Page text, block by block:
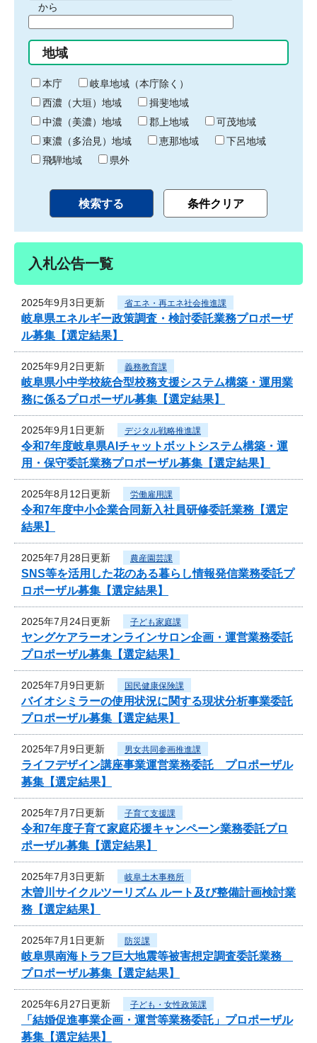
間
始
り
から
間
終
わ
り
地域
本庁
岐阜地域（本庁除く）
西濃（大垣）地域
揖斐地域
中濃（美濃）地域
郡上地域
可茂地域
東濃（多治見）地域
恵那地域
下呂地域
飛騨地域
県外
入札公告一覧
2025年9月3日更新 省エネ・再エネ社会推進課
岐阜県エネルギー政策調査・検討委託業務プロポーザ
ル募集【選定結果】
2025年9月2日更新 義務教育課
岐阜県小中学校統合型校務支援システム構築・運用業
務に係るプロポーザル募集【選定結果】
2025年9月1日更新 デジタル戦略推進課
令和7年度岐阜県AIチャットボットシステム構築・運
用・保守委託業務プロポーザル募集【選定結果】
2025年8月12日更新 労働雇用課
令和7年度中小企業合同新入社員研修委託業務【選定
結果】
2025年7月28日更新 農産園芸課
SNS等を活用した花のある暮らし情報発信業務委託プ
ロポーザル募集【選定結果】
2025年7月24日更新 子ども家庭課
ヤングケアラーオンラインサロン企画・運営業務委託
プロポーザル募集【選定結果】
2025年7月9日更新 国民健康保険課
バイオシミラーの使用状況に関する現状分析事業委託
プロポーザル募集【選定結果】
2025年7月9日更新 男女共同参画推進課
ライフデザイン講座事業運営業務委託 プロポーザル
募集【選定結果】
2025年7月7日更新 子育て支援課
令和7年度子育て家庭応援キャンペーン業務委託プロ
ポーザル募集【選定結果】
2025年7月3日更新 岐阜土木事務所
木曽川サイクルツーリズム ルート及び整備計画検討業
務【選定結果】
2025年7月1日更新 防災課
岐阜県南海トラフ巨大地震等被害想定調査委託業務
プロポーザル募集【選定結果】
2025年6月27日更新 子ども・女性政策課
「結婚促進事業企画・運営等業務委託」プロポーザル
募集【選定結果】